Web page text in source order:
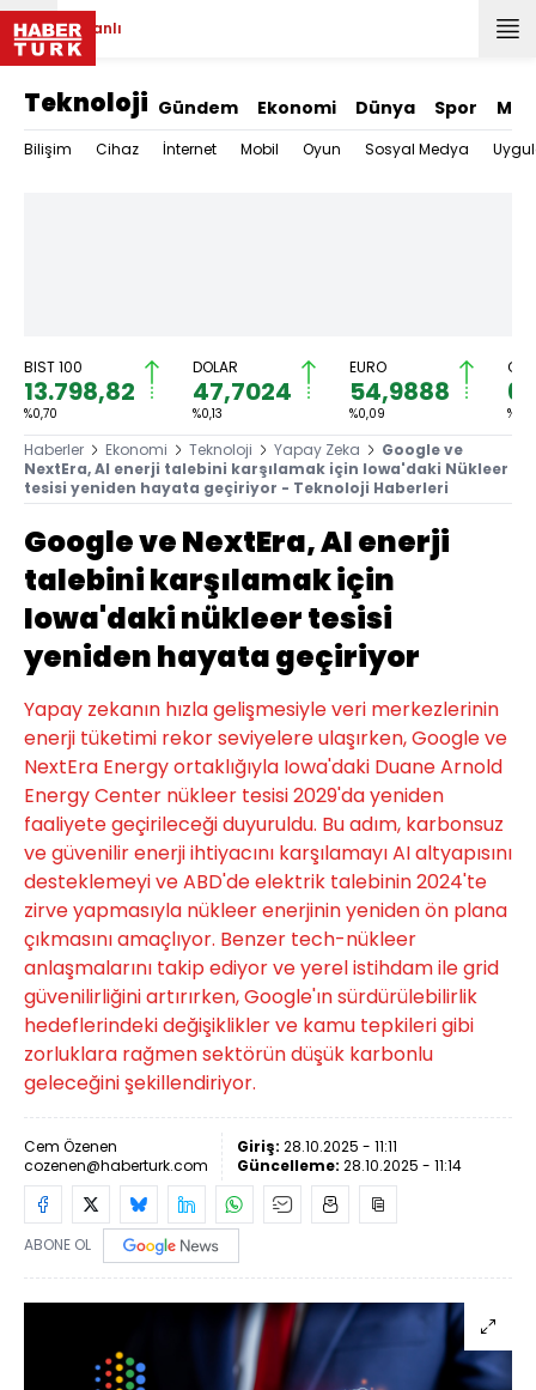
Canlı
Teknoloji Gündem Ekonomi Dünya Spor
Bilişim Cihaz İnternet Mobil Oyun Sosyal Medya
BIST 100
13.798,82
%0,70
DOLAR
47,7024
%0,13
EURO
54,9888
%0,09 %0,71
Haberler Ekonomi Teknoloji Yapay Zeka
Google ve
NextEra, AI enerji talebini karşılamak için Iowa'daki Nükleer
tesisi yeniden hayata geçiriyor - Teknoloji Haberleri
Google ve NextEra, AI enerji
talebini karşılamak için
Iowa'daki nükleer tesisi
yeniden hayata geçiriyor
Yapay zekanın hızla gelişmesiyle veri merkezlerinin
enerji tüketimi rekor seviyelere ulaşırken, Google ve
NextEra Energy ortaklığıyla Iowa'daki Duane Arnold
Energy Center nükleer tesisi 2029'da yeniden
faaliyete geçirileceği duyuruldu. Bu adım, karbonsuz
ve güvenilir enerji ihtiyacını karşılamayı AI altyapısını
desteklemeyi ve ABD'de elektrik talebinin 2024'te
zirve yapmasıyla nükleer enerjinin yeniden ön plana
çıkmasını amaçlıyor. Benzer tech-nükleer
anlaşmalarını takip ediyor ve yerel istihdam ile grid
güvenilirliğini artırırken, Google'ın sürdürülebilirlik
hedeflerindeki değişiklikler ve kamu tepkileri gibi
zorluklara rağmen sektörün düşük karbonlu
geleceğini şekillendiriyor.
Cem Özenen
cozenen@haberturk.com
Giriş: 28.10.2025 - 11:11
Güncelleme: 28.10.2025 - 11:14
ABONE OL